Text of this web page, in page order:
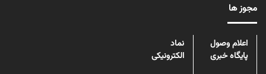
مجوز ها
اعلام وصول
پایگاه خبری
نماد
الکترونیکی